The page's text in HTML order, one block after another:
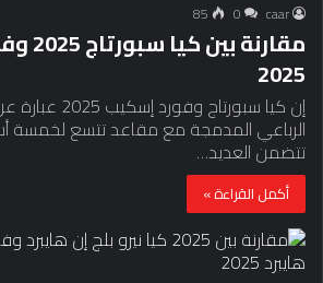
caar
0
85
2025
إن كيا سبورتاج
الرباعي المدمجة مع مقاعد تتسع
تتضمن العديد…
أكمل القراءة »